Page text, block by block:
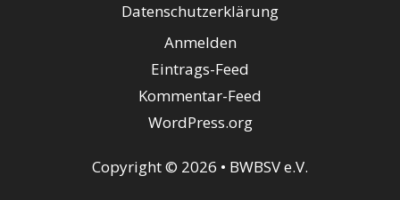
Datenschutzerklärung
Anmelden
Eintrags-Feed
Kommentar-Feed
WordPress.org
Copyright © 2026 • BWBSV e.V.